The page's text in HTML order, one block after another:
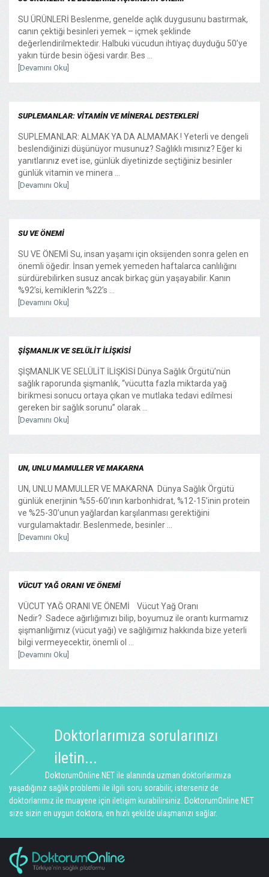
SU ÜRÜNLERİ Beslenme, genelde açlık duygusunu bastırmak,
canın çektiği besinleri yemek – içmek şeklinde
değerlendirilmektedir. Halbuki vücudun ihtiyaç duyduğu 50’ye
yakın türde besin öğesi vardır. Bes ...
[Devamını Oku]
SUPLEMANLAR: VİTAMİN VE MİNERAL DESTEKLERİ
SUPLEMANLAR: ALMAK YA DA ALMAMAK ! Yeterli ve dengeli
beslendiğinizi düşünüyor musunuz? Sağlıklı mısınız? Eğer ki
yanıtlarınız evet ise, günlük diyetinizde seçtiğiniz besinler
günlük vitamin ve minera ...
[Devamını Oku]
SU VE ÖNEMİ
SU VE ÖNEMİ Su, insan yaşamı için oksijenden sonra gelen en
önemli öğedir. İnsan yemek yemeden haftalarca canlılığını
sürdürebilirken susuz ancak birkaç gün yaşayabilir. Kanın
%92’si, kemiklerin %22’s ...
[Devamını Oku]
ŞİŞMANLIK VE SELÜLİT İLİŞKİSİ
ŞİŞMANLIK VE SELÜLİT İLİŞKİSİ Dünya Sağlık Örgütü’nün
sağlık raporunda şişmanlık, “vücutta fazla miktarda yağ
birikmesi sonucu ortaya çıkan ve mutlaka tedavi edilmesi
gereken bir sağlık sorunu” olarak ...
[Devamını Oku]
UN, UNLU MAMULLER VE MAKARNA
UN, UNLU MAMULLER VE MAKARNA Dünya Sağlık Örgütü
günlük enerjinin %55-60’ının karbonhidrat, %12-15’inin protein
ve %25-30’unun yağlardan karşılanması gerektiğini
vurgulamaktadır. Beslenmede, besinler ...
[Devamını Oku]
VÜCUT YAĞ ORANI VE ÖNEMİ
VÜCUT YAĞ ORANI VE ÖNEMİ Vücut Yağ Oranı
Nedir? Sadece ağırlığımızı bilip, boyumuz ile orantı kurmamız
şişmanlığımız (vücut yağı) ve sağlığımız hakkında bize yeterli
bilgi vermeyecektir, önemli ol ...
[Devamını Oku]
Doktorlarımıza sorularınızı
iletin...
DoktorumOnline.NET ile alanında uzman doktorlarımıza
yaşadığınız sağlık problemi ile ilgili soru sorabilir, isterseniz de
doktorlarımız ile muayene için iletişim kurabilirsiniz. DoktorumOnline.NET
size sizin en uygun doktora, en hızlı şekilde ulaşmanızı sağlar.